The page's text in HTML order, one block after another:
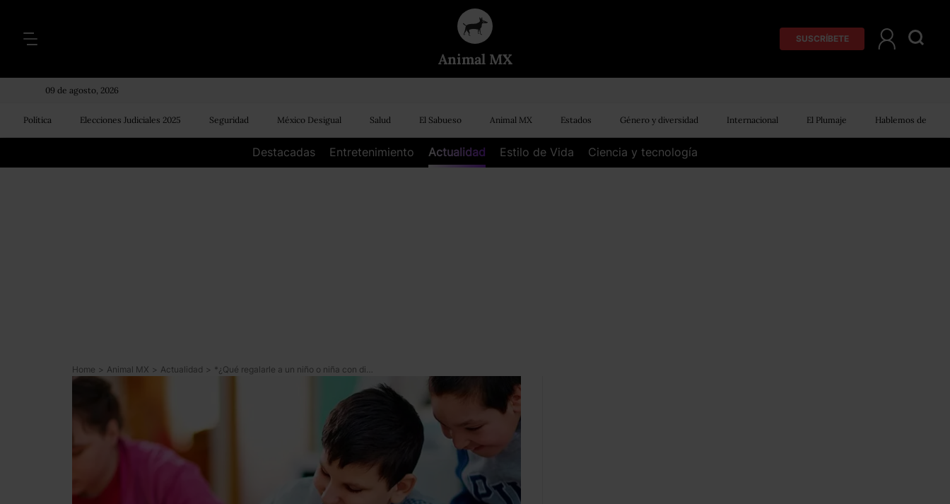
Animal MX
SUSCRÍBETE
09 de agosto, 2026
Política Elecciones Judiciales 2025 Seguridad México Desigual Salud El Sabueso Animal MX Estados Género y diversidad Internacional El Plumaje Hablemos de
Destacadas Entretenimiento Actualidad Estilo de Vida Ciencia y tecnología
Home > Animal MX > Actualidad > *¿Qué regalarle a un niño o niña con discapacidad* en este Día del Niño?